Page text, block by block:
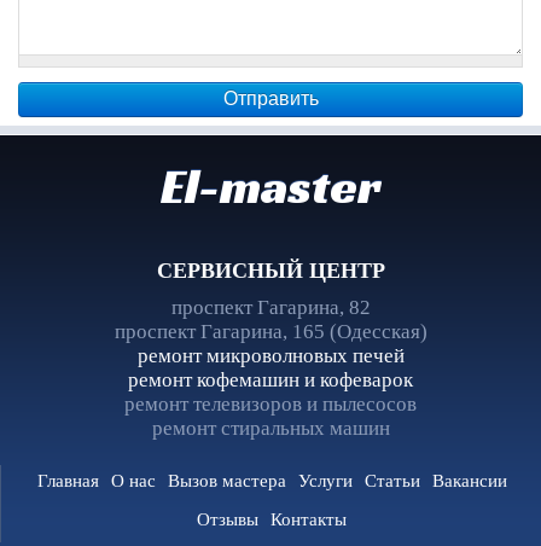
El-master
СЕРВИСНЫЙ ЦЕНТР
проспект Гагарина, 82
проспект Гагарина, 165 (Одесская)
ремонт микроволновых печей
ремонт кофемашин и кофеварок
ремонт телевизоров и пылесосов
ремонт стиральных машин
Главная О нас Вызов мастера Услуги Статьи
Вакансии
Отзывы
Контакты